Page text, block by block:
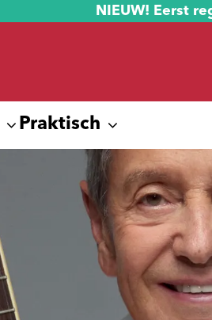
NIEUW! Eerst
Praktisch